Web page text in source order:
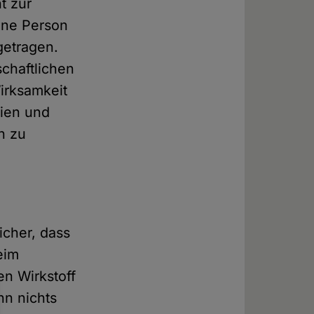
zur
Person
und
zu
dass
Wirkstoff
nichts